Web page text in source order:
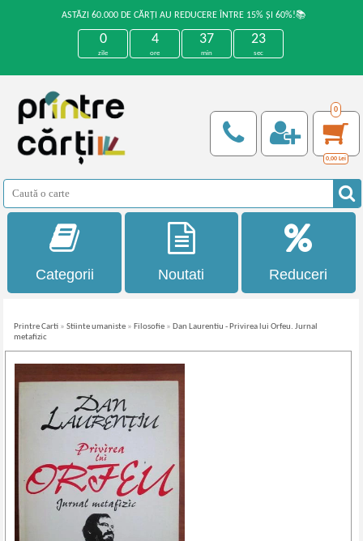
ASTĂZI 60.000 DE CĂRȚI AU REDUCERE ÎNTRE 15% ȘI 60%!📚
0
zile
4
ore
37
min
23
sec
0
0,00 Lei
Categorii Noutati Reduceri
Printre Carti »Stiinte umaniste » Filosofie » Dan Laurentiu - Privirea lui Orfeu. Jurnal
metafizic